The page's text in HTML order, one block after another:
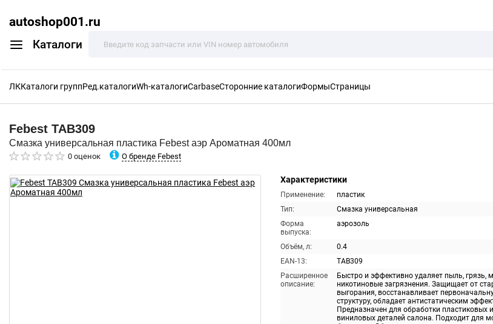
autoshop001.ru
Каталоги
ЛККаталоги группРед.каталогиWh-каталогиCarbaseСторонние каталогиФормыСтраницы
Febest TAB309
Смазка универсальная пластика Febest аэр Ароматная 400мл
0 оценок О бренде Febest
Характеристики
Применение:
пластик
Тип:
Смазка универсальная
Форма
выпуска:
аэрозоль
Объём, л:
0.4
EAN-13:
TAB309
Расширенное
описание:
Быстро и эффективно удаляет пыль, грязь,
никотиновые загрязнения. Защищает от
выгорания, восстанавливает
структуру, обладает антистатическим
Предназначен для обработки пластиковых и
виниловых деталей салона. Подходит для